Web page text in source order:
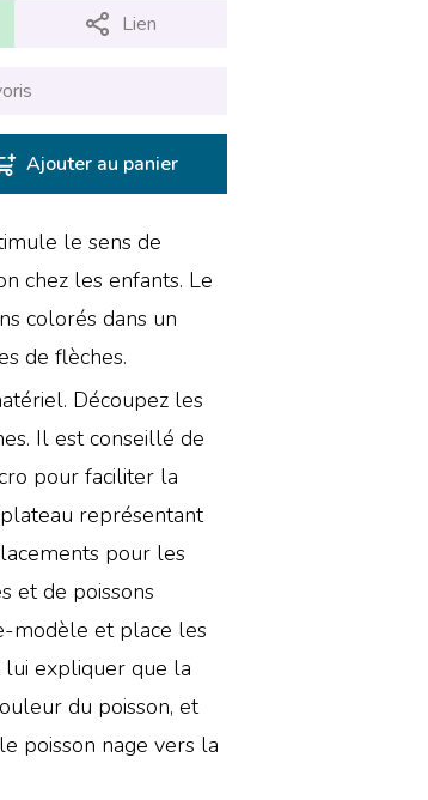
Lien
Ajouter au panier
le sens de
chez les enfants. Le
colorés dans un
de flèches.
Découpez les
Il est conseillé de
pour faciliter la
représentant
pour les
et de poissons
modèle et place les
lui expliquer que la
du poisson, et
poisson nage vers la